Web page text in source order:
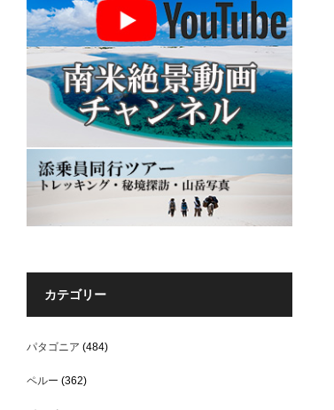
カテゴリー
パタゴニア (484)
ペルー (362)